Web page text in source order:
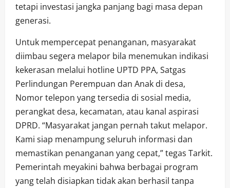
tetapi investasi jangka panjang bagi masa depan
generasi.
Untuk mempercepat penanganan, masyarakat
diimbau segera melapor bila menemukan indikasi
kekerasan melalui hotline UPTD PPA, Satgas
Perlindungan Perempuan dan Anak di desa,
Nomor telepon yang tersedia di sosial media,
perangkat desa, kecamatan, atau kanal aspirasi
DPRD. “Masyarakat jangan pernah takut melapor.
Kami siap menampung seluruh informasi dan
memastikan penanganan yang cepat,” tegas Tarkit.
Pemerintah meyakini bahwa berbagai program
yang telah disiapkan tidak akan berhasil tanpa